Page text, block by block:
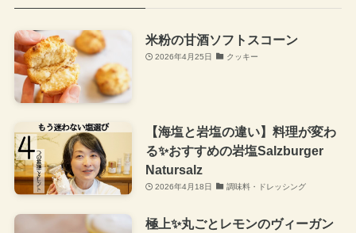
米粉の甘酒ソフトスコーン
2026年4月25日 クッキー
【海塩と岩塩の違い】料理が変わ
る✨おすすめの岩塩Salzburger
Natursalz
2026年4月18日 調味料・ドレッシング
極上✨丸ごとレモンのヴィーガン